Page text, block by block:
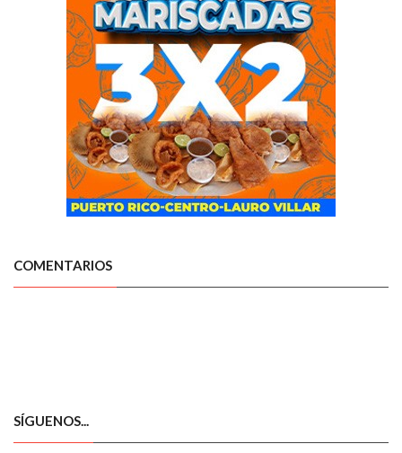
COMENTARIOS
SÍGUENOS...